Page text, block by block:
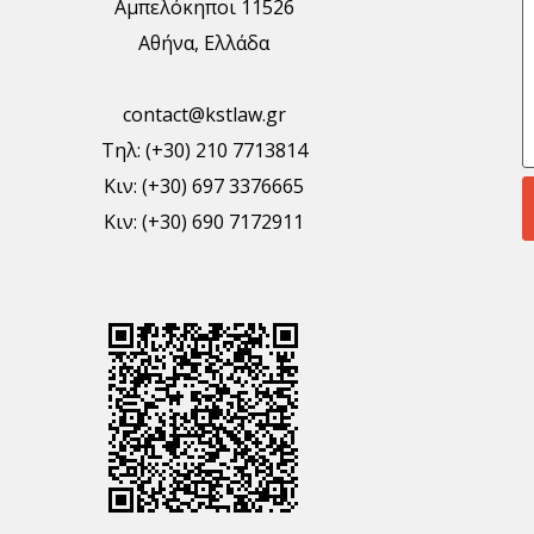
Αμπελόκηποι 11526
Αθήνα, Ελλάδα
contact@kstlaw.gr
Τηλ: (+30) 210 7713814
Κιν: (+30) 697 3376665
Κιν: (+30) 690 7172911